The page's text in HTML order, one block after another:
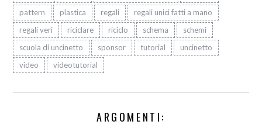
pattern
plastica regali
regali unici fatti a mano
regali veri
riciclare riciclo schema
schemi
scuola di uncinetto
sponsor tutorial
uncinetto
video
videotutorial
ARGOMENTI: